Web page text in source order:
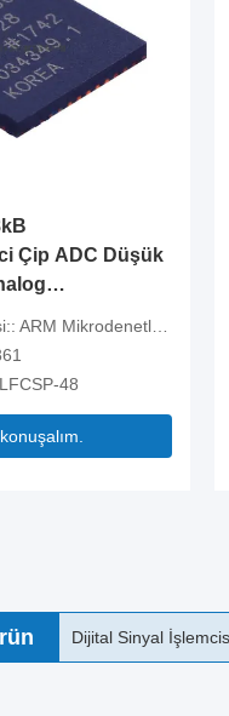
Çip ADC Düşük
Mikrodenetleyiciler - MCU
48
32KB Flash DSP IC